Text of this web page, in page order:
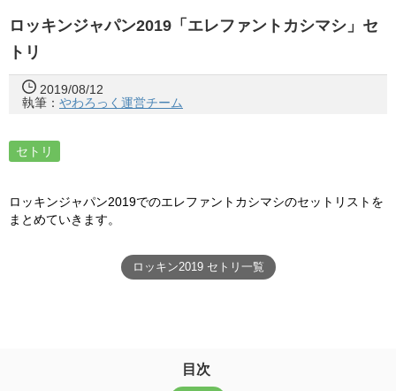
ロッキンジャパン2019「エレファントカシマシ」セ
トリ
2019/08/12
執筆： やわろっく運営チーム
セトリ
ロッキンジャパン2019でのエレファントカシマシのセットリストを
まとめていきます。
ロッキン2019 セトリ一覧
目次